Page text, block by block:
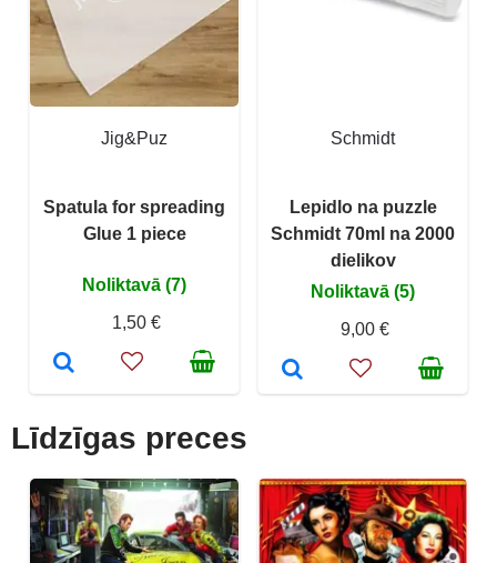
Jig&Puz
Spatula for spreading
Glue 1 piece
Noliktavā (7)
1,50 €
Schmidt
Lepidlo na puzzle
Schmidt 70ml na 2000
dielikov
Noliktavā (5)
9,00 €
Līdzīgas preces